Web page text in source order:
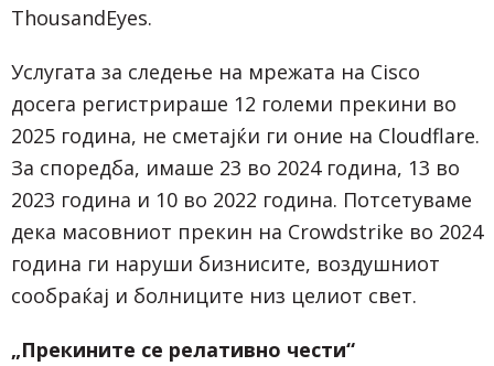
ThousandEyes.
Услугата за следење на мрежата на Cisco
досега регистрираше 12 големи прекини во
2025 година, не сметајќи ги оние на Cloudflare.
За споредба, имаше 23 во 2024 година, 13 во
2023 година и 10 во 2022 година. Потсетуваме
дека масовниот прекин на Crowdstrike во 2024
година ги наруши бизнисите, воздушниот
сообраќај и болниците низ целиот свет.
„Прекините се релативно чести“